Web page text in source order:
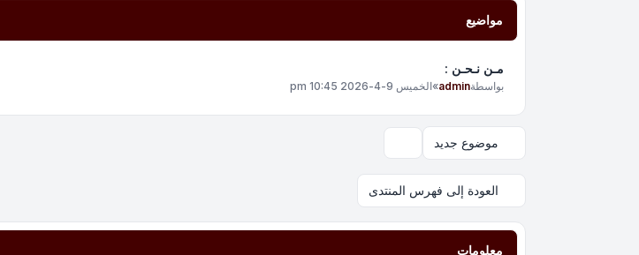
مواضيع
مـن نـحـن :
بواسطةadmin
»الخميس 9-4-2026 10:45 pm
موضوع جديد
العودة إلى فهرس المنتدى
معلومات